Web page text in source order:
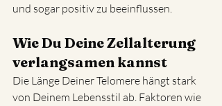
und sogar positiv zu beeinflussen.
Wie Du Deine Zellalterung
verlangsamen kannst
Die Länge Deiner Telomere hängt stark
von Deinem Lebensstil ab. Faktoren wie